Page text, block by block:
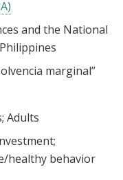
and the National
marginal”
Adults
healthy behavior